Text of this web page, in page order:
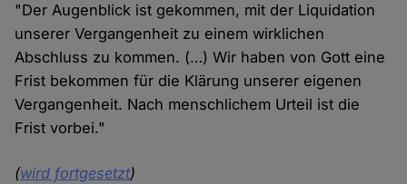
"Der Augenblick ist gekommen, mit der Liquidation
unserer Vergangenheit zu einem wirklichen
Abschluss zu kommen. (…) Wir haben von Gott eine
Frist bekommen für die Klärung unserer eigenen
Vergangenheit. Nach menschlichem Urteil ist die
Frist vorbei."
(wird fortgesetzt)